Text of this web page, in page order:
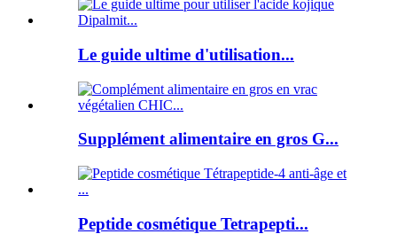
Le guide ultime d'utilisation...
Supplément alimentaire en gros G...
Peptide cosmétique Tetrapepti...